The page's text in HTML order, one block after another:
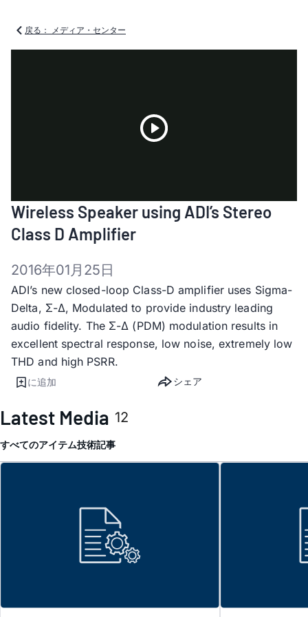
戻る： メディア・センター
Video
Wireless Speaker using ADI’s Stereo
Class D Amplifier
2016年01月25日
ADI’s new closed-loop Class-D amplifier uses Sigma-
Delta, Σ-Δ, Modulated to provide industry leading
audio fidelity. The Σ-Δ (PDM) modulation results in
excellent spectral response, low noise, extremely low
THD and high PSRR.
に追加 シェア
Latest Media 12
すべてのアイテム技術記事